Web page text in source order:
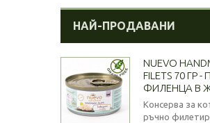
НАЙ-ПРОДАВАНИ
NUEVO
FILETS 70 ГР
ФИЛЕНЦА В
Консерва за
ръчно